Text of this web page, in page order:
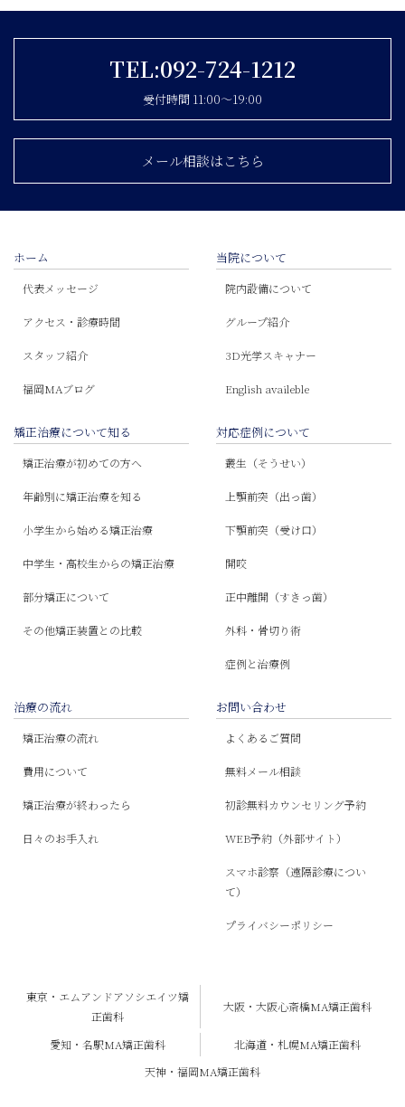
TEL:092-724-1212
受付時間 11:00〜19:00
メール相談はこちら
ホーム
代表メッセージ
アクセス・診療時間
スタッフ紹介
福岡MAブログ
当院について
院内設備について
グループ紹介
3D光学スキャナー
English availeble
矯正治療について知る
矯正治療が初めての方へ
年齢別に矯正治療を知る
小学生から始める矯正治療
中学生・高校生からの矯正治療
部分矯正について
その他矯正装置との比較
対応症例について
叢生（そうせい）
上顎前突（出っ歯）
下顎前突（受け口）
開咬
正中離開（すきっ歯）
外科・骨切り術
症例と治療例
治療の流れ
矯正治療の流れ
費用について
矯正治療が終わったら
日々のお手入れ
お問い合わせ
よくあるご質問
無料メール相談
初診無料カウンセリング予約
WEB予約（外部サイト）
スマホ診察（遠隔診療につい
て）
プライバシーポリシー
東京・エムアンドアソシエイツ矯
正歯科
大阪・大阪心斎橋MA矯正歯科
愛知・名駅MA矯正歯科
北海道・札幌MA矯正歯科
天神・福岡MA矯正歯科